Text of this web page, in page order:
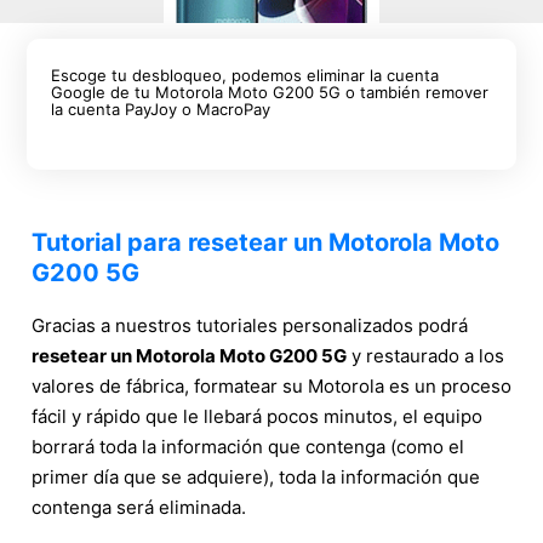
Escoge tu desbloqueo, podemos eliminar la cuenta
Google de tu Motorola Moto G200 5G o también remover
la cuenta PayJoy o MacroPay
Tutorial para resetear un Motorola Moto
G200 5G
Gracias a nuestros tutoriales personalizados podrá
resetear un Motorola Moto G200 5G y restaurado a los
valores de fábrica, formatear su Motorola es un proceso
fácil y rápido que le llebará pocos minutos, el equipo
borrará toda la información que contenga (como el
primer día que se adquiere), toda la información que
contenga será eliminada.